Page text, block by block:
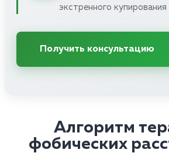
экстренного купирования
Получить консультацию
Алгоритм
фобических